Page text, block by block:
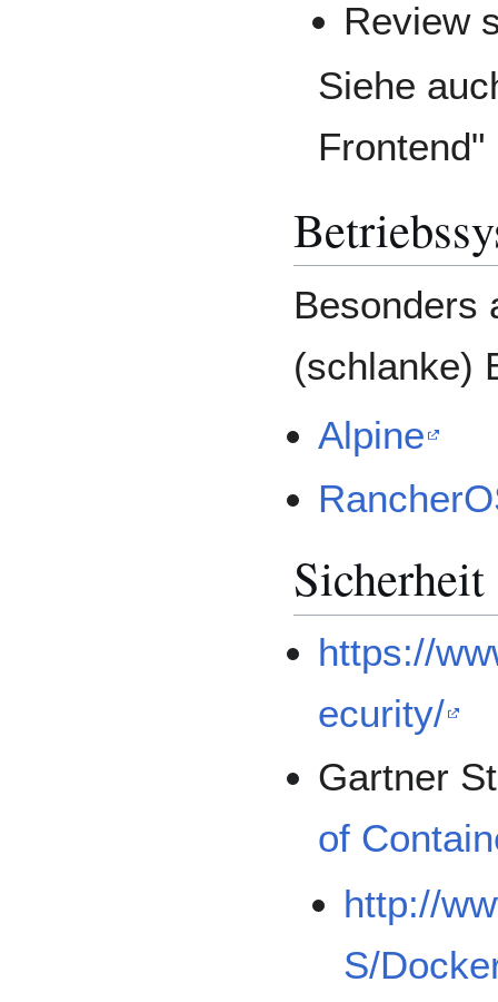
Review
Siehe
Besonders
(schlanke)
Alpine
Sicherheit
https://
ecurity/
Gartner
of
http://
S/